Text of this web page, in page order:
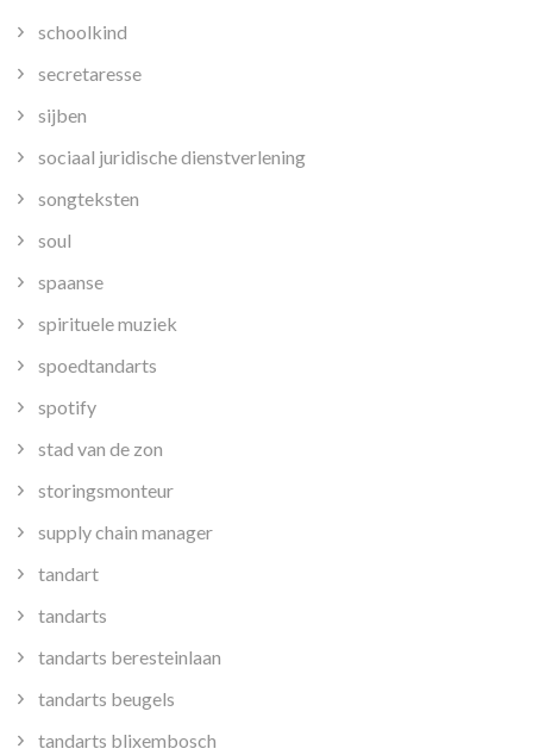
schoolkind
secretaresse
sijben
sociaal juridische dienstverlening
songteksten
soul
spaanse
spirituele muziek
spoedtandarts
spotify
stad van de zon
storingsmonteur
supply chain manager
tandart
tandarts
tandarts beresteinlaan
tandarts beugels
tandarts blixembosch